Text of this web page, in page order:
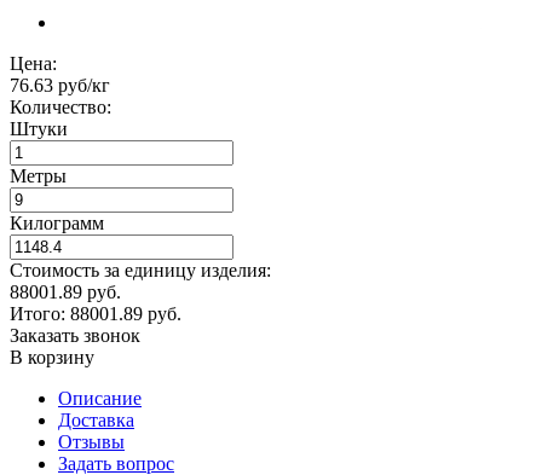
Цена:
76.63 руб/кг
Количество:
Штуки
Метры
Килограмм
Стоимость за единицу изделия:
88001.89 руб.
Итого: 88001.89 руб.
Заказать звонок
В корзину
Описание
Доставка
Отзывы
Задать вопрос